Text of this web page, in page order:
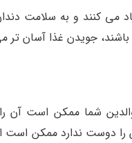
می کنند و به سلامت
جویدن غذا آسان تر
شما ممکن است آن را
را دوست ندارد ممکن